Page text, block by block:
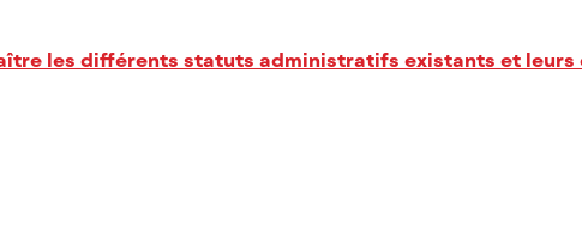
les différents statuts administratifs existants et